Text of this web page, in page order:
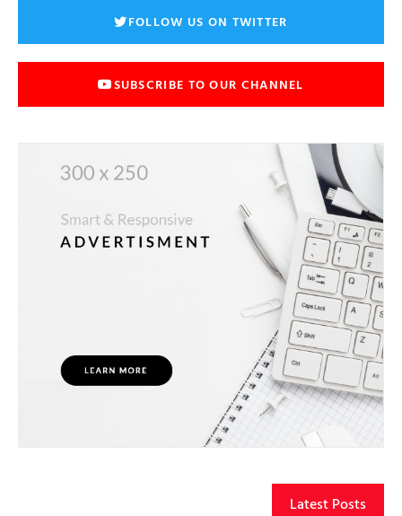
FOLLOW US ON TWITTER
SUBSCRIBE TO OUR CHANNEL
Latest Posts